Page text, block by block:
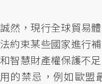
誠然，現行全球貿易
法約束某些國家進行
和智慧財產權保護不
用的禁忌，例如歐盟